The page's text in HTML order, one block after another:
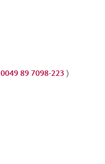
0049 89 7098-223 )